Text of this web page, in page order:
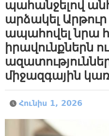
պահանջելով
արձակել
ապահովել նրա
իրավունքներն ու
միջազգային
Հունիս 1, 2026